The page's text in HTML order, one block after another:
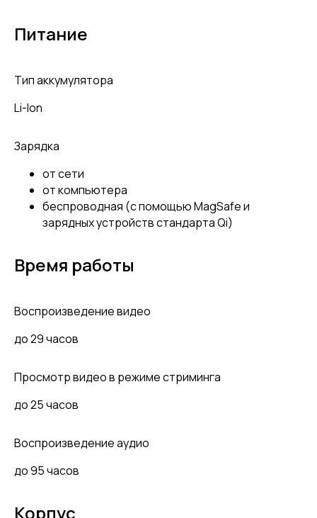
Питание
Тип аккумулятора
Li-Ion
Зарядка
от сети
от компьютера
беспроводная (с помощью MagSafe и
зарядных устройств стандарта Qi)
Время работы
Воспроизведение видео
до 29 часов
Просмотр видео в режиме стриминга
до 25 часов
Воспроизведение аудио
до 95 часов
Корпус